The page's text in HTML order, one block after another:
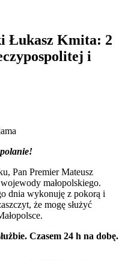
Łukasz Kmita: 2
i
Pan Premier Mateusz
małopolskiego.
dnia wykonuję z pokorą i
że mogę służyć
Czasem 24 h na dobę.